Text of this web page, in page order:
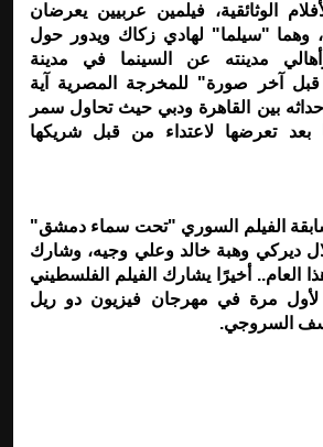
الوثائقية، فيلمين عربيين يعرضان
وهما "سيلما" لهادي زكاك ويدور حول
مدينته عن السينما في مدينة
آخر صورة" للمخرجة المصرية آية
بين القاهرة ودبي حيث تحاول سمر
بعد تعرضها لاعتداء من قبل شريكها
الفيلم السوري "تحت سماء دمشق"
ديركي وهبة خالد وعلي وجيه، وشارك
العام.. أخيرًا يشارك الفيلم الفلسطيني
لأول مرة في مهرجان فيزيون دو ريل
السروجي.